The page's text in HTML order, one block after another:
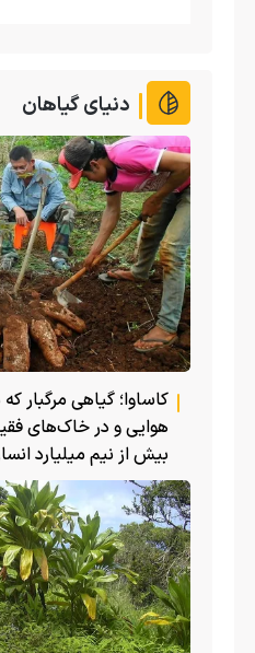
دنیای گیاهان
کاساوا؛ گیاهی مرگبار
هوایی و در خاک‌های
بیش از نیم میلیارد